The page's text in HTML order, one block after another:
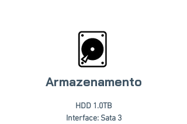
Armazenamento
HDD 1.0TB
Interface: Sata 3